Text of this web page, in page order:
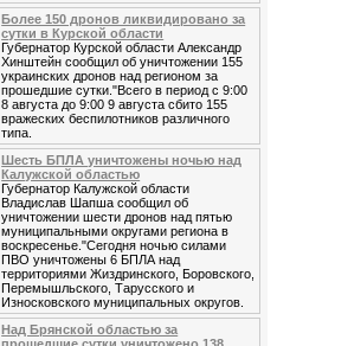
Более 150 дронов ликвидировано за
сутки в Курской области
Губернатор Курской области Александр
Хинштейн сообщил об уничтожении 155
украинских дронов над регионом за
прошедшие сутки."Всего в период с 9:00
8 августа до 9:00 9 августа сбито 155
вражеских беспилотников различного
типа.
Шесть БПЛА уничтожены ночью над
Калужской областью
Губернатор Калужской области
Владислав Шапша сообщил об
уничтожении шести дронов над пятью
муниципальными округами региона в
воскресенье."Сегодня ночью силами
ПВО уничтожены 6 БПЛА над
территориями Жиздринского, Боровского,
Перемышльского, Тарусского и
Износковского муниципальных округов.
Над Брянской областью за